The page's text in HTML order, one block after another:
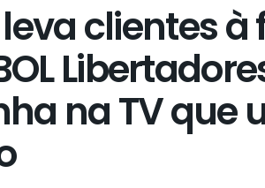
leva clientes
na TV que